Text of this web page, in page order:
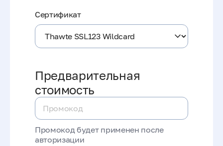
Сертификат
Предварительная
стоимость
Промокод будет применен после
авторизации